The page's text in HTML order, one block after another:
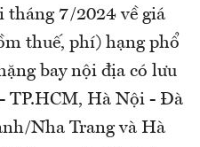
tháng 7/2024 về giá
thuế, phí) hạng phổ
bay nội địa có lưu
TP.HCM, Hà Nội - Đà
Nha Trang và Hà